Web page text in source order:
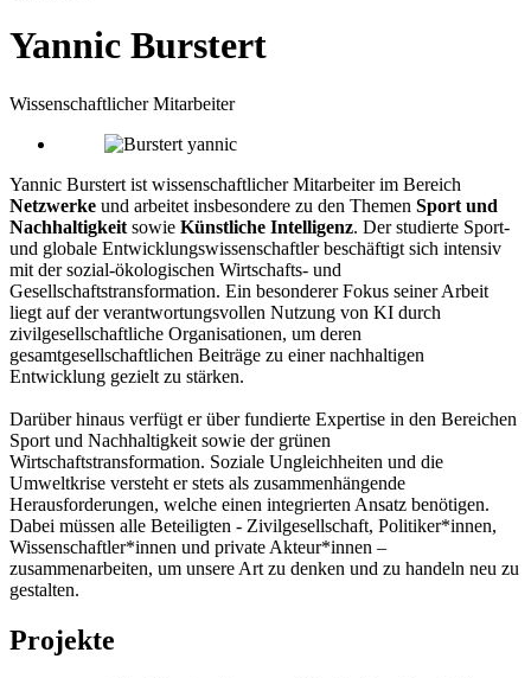
Yannic Burstert
Wissenschaftlicher Mitarbeiter
Yannic Burstert ist wissenschaftlicher Mitarbeiter im Bereich
Netzwerke und arbeitet insbesondere zu den Themen Sport und
Nachhaltigkeit sowie Künstliche Intelligenz. Der studierte Sport-
und globale Entwicklungswissenschaftler beschäftigt sich intensiv
mit der sozial-ökologischen Wirtschafts- und
Gesellschaftstransformation. Ein besonderer Fokus seiner Arbeit
liegt auf der verantwortungsvollen Nutzung von KI durch
zivilgesellschaftliche Organisationen, um deren
gesamtgesellschaftlichen Beiträge zu einer nachhaltigen
Entwicklung gezielt zu stärken.
Darüber hinaus verfügt er über fundierte Expertise in den Bereichen
Sport und Nachhaltigkeit sowie der grünen
Wirtschaftstransformation. Soziale Ungleichheiten und die
Umweltkrise versteht er stets als zusammenhängende
Herausforderungen, welche einen integrierten Ansatz benötigen.
Dabei müssen alle Beteiligten - Zivilgesellschaft, Politiker*innen,
Wissenschaftler*innen und private Akteur*innen –
zusammenarbeiten, um unsere Art zu denken und zu handeln neu zu
gestalten.
Projekte